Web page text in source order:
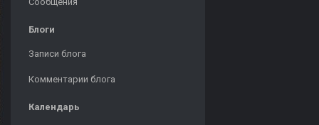
Блоги
Записи блога
Комментарии блога
Календарь